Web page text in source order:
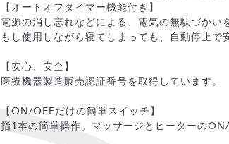
【オートオフタイマー機能付き】
電源の消し忘れなどによる、電気の無駄づかい
もし使用しながら寝てしまっても、自動停止で
【安心、安全】
医療機器製造販売認証番号を取得しています。
【ON/OFFだけの簡単スイッチ】
指1本の簡単操作。マッサージとヒーターのON/